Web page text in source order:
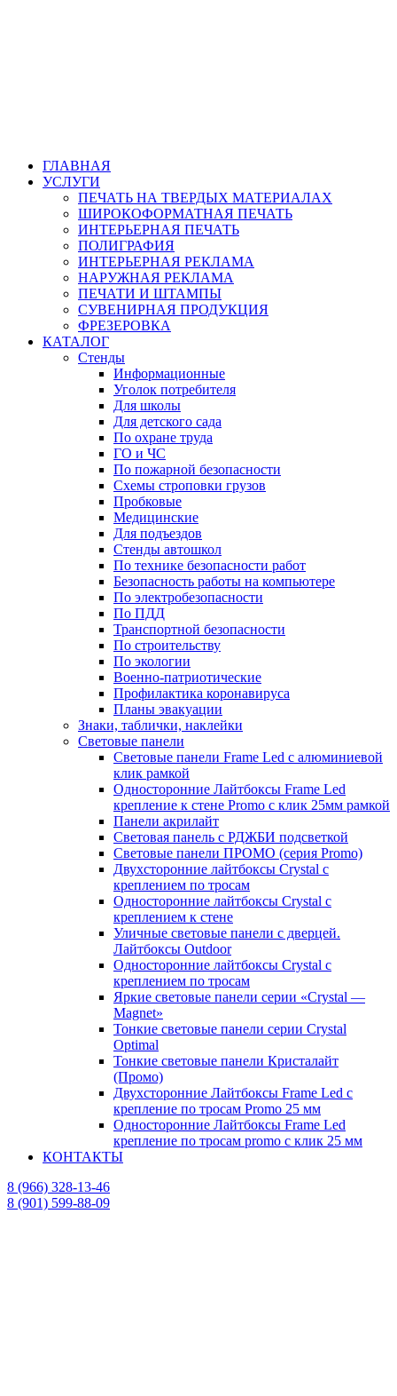
ГЛАВНАЯ
УСЛУГИ
ПЕЧАТЬ НА ТВЕРДЫХ МАТЕРИАЛАХ
ШИРОКОФОРМАТНАЯ ПЕЧАТЬ
ИНТЕРЬЕРНАЯ ПЕЧАТЬ
ПОЛИГРАФИЯ
ИНТЕРЬЕРНАЯ РЕКЛАМА
НАРУЖНАЯ РЕКЛАМА
ПЕЧАТИ И ШТАМПЫ
СУВЕНИРНАЯ ПРОДУКЦИЯ
ФРЕЗЕРОВКА
КАТАЛОГ
Стенды
Информационные
Уголок потребителя
Для школы
Для детского сада
По охране труда
ГО и ЧС
По пожарной безопасности
Схемы строповки грузов
Пробковые
Медицинские
Для подъездов
Стенды автошкол
По технике безопасности работ
Безопасность работы на компьютере
По электробезопасности
По ПДД
Транспортной безопасности
По строительству
По экологии
Военно-патриотические
Профилактика коронавируса
Планы эвакуации
Знаки, таблички, наклейки
Световые панели
Световые панели Frame Led с алюминиевой
клик рамкой
Односторонние Лайтбоксы Frame Led
крепление к стене Promo с клик 25мм рамкой
Панели акрилайт
Световая панель с РДЖБИ подсветкой
Световые панели ПРОМО (серия Promo)
Двухсторонние лайтбоксы Crystal с
креплением по тросам
Односторонние лайтбоксы Crystal с
креплением к стене
Уличные световые панели с дверцей.
Лайтбоксы Outdoor
Односторонние лайтбоксы Crystal с
креплением по тросам
Яркие световые панели серии «Crystal —
Magnet»
Тонкие световые панели серии Crystal
Optimal
Тонкие световые панели Кристалайт
(Промо)
Двухсторонние Лайтбоксы Frame Led с
крепление по тросам Promo 25 мм
Односторонние Лайтбоксы Frame Led
крепление по тросам promo с клик 25 мм
КОНТАКТЫ
8 (966) 328-13-46
8 (901) 599-88-09